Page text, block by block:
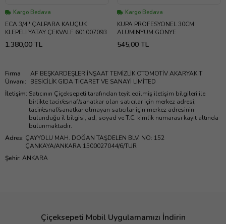
Kargo Bedava
ECA 3/4'' ÇALPARA KAUÇUK
KLEPELİ YATAY ÇEKVALF 601007093
1.380,00 TL
Kargo Bedava
KUPA PROFESYONEL 30CM
ALÜMİNYUM GÖNYE
545,00 TL
Firma
Ünvanı:
AF BEŞKARDEŞLER İNŞAAT TEMİZLİK OTOMOTİV AKARYAKIT
BESİCİLİK GIDA TİCARET VE SANAYİ LİMİTED
İletişim: Satıcının Çiçeksepeti tarafından teyit edilmiş iletişim bilgileri ile
birlikte tacir/esnaf/sanatkar olan satıcılar için merkez adresi;
tacir/esnaf/sanatkar olmayan satıcılar için merkez adresinin
bulunduğu il bilgisi, ad, soyad ve T.C. kimlik numarası kayıt altında
bulunmaktadır.
Adres: ÇAYYOLU MAH. DOĞAN TAŞDELEN BLV. NO: 152
ÇANKAYA/ANKARA 1500027044/6/TUR
Şehir: ANKARA
Çiçeksepeti Mobil Uygulamamızı İndirin